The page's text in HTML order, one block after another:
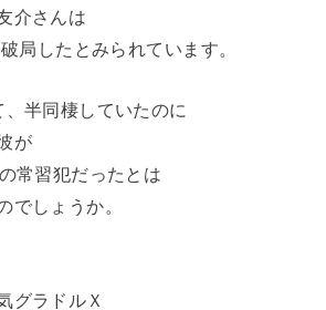
介さんは
局したとみられています。
半同棲していたのに
が
常習犯だったとは
でしょうか。
グラドルＸ